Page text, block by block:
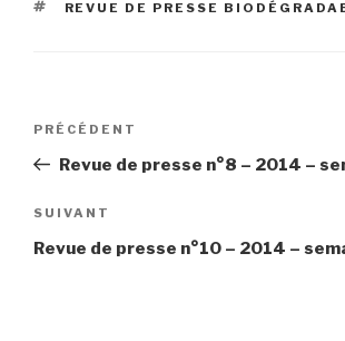
ÉTIQUETTES
REVUE DE PRESSE
Navigation
l’article
Article
précédent
PRÉCÉDENT
Revue de presse n°8 – 2014 –
Article
suivant
SUIVANT
Revue de presse n°10 – 2014 –